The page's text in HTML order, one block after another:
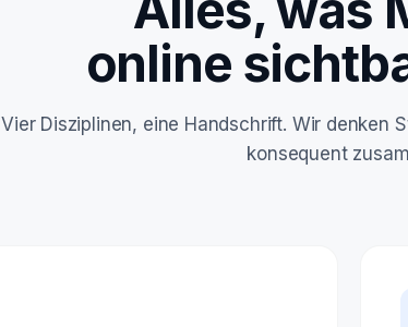
online
Vier Disziplinen, eine Handschrift. Wir denken
konsequent